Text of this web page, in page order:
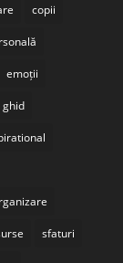
copii
emoții
ghid
sfaturi